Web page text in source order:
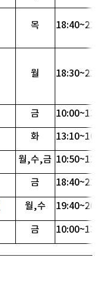
목
월
금
화
월,수,금
금
월,수
금